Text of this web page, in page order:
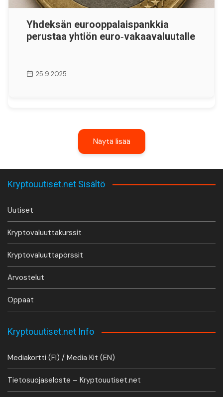
Yhdeksän eurooppalaispankkia
perustaa yhtiön euro‑vakaavaluutalle
25.9.2025
Näytä lisää
Kryptouutiset.net Sisältö
Uutiset
Kryptovaluuttakurssit
Kryptovaluuttapörssit
Arvostelut
Oppaat
Kryptouutiset.net Info
Mediakortti (FI) / Media Kit (EN)
Tietosuojaseloste – Kryptouutiset.net